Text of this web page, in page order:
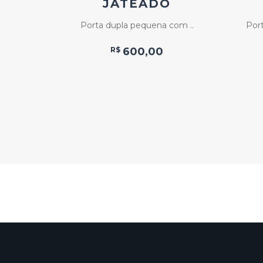
JATEADO
Porta dupla pequena com ..
R$ 600,00